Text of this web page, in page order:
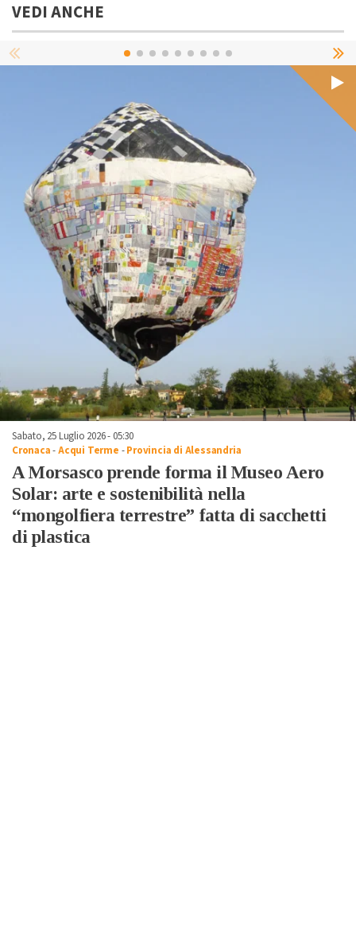
VEDI ANCHE
Sabato, 25 Luglio 2026 - 05:30
Cronaca-Acqui Terme -Provincia di Alessandria
A Morsasco prende forma il Museo Aero
Solar: arte e sostenibilità nella
“mongolfiera terrestre” fatta di sacchetti
di plastica